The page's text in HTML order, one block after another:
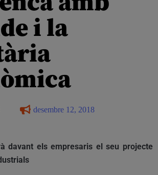
i la
desembre 12, 2018
davant els empresaris el seu projecte